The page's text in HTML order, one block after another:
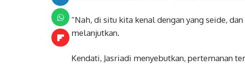
“Nah, di situ kita kenal dengan yang seide,
melanjutkan.
Kendati, Jasriadi menyebutkan, pertemanan